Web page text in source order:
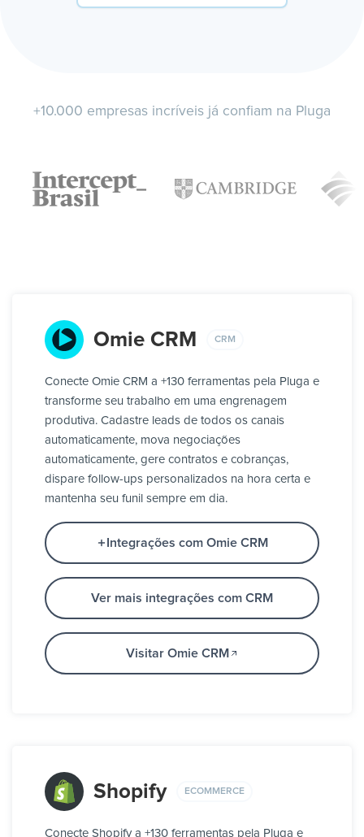
+10.000 empresas incríveis já confiam na Pluga
Omie CRM CRM
Conecte Omie CRM a +130 ferramentas pela Pluga e
transforme seu trabalho em uma engrenagem
produtiva. Cadastre leads de todos os canais
automaticamente, mova negociações
automaticamente, gere contratos e cobranças,
dispare follow-ups personalizados na hora certa e
mantenha seu funil sempre em dia.
Integrações com Omie CRM
Ver mais integrações com CRM
Visitar Omie CRM
Shopify ECOMMERCE
Conecte Shopify a +130 ferramentas pela Pluga e